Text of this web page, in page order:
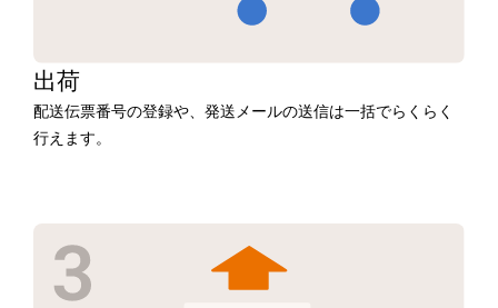
出荷
配送伝票番号の登録や、発送メールの送信は一括でらくらく
行えます。